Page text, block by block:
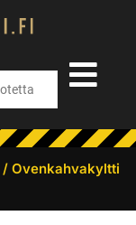
/ Ovenkahvakyltti